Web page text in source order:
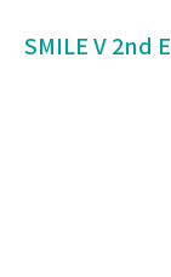
SMILE V 2nd